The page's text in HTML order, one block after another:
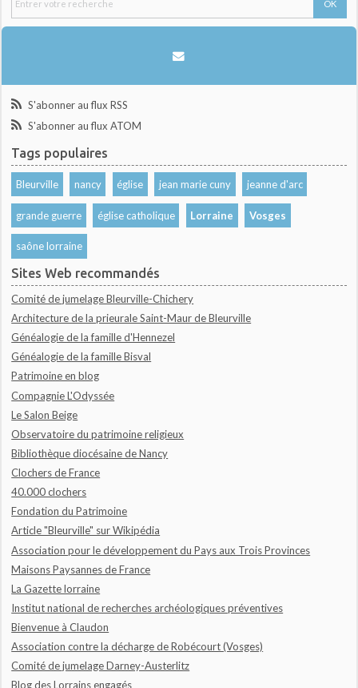
S'abonner au flux RSS
S'abonner au flux ATOM
Tags populaires
Bleurville nancy église jean marie cuny jeanne d'arc
grande guerre église catholique Lorraine Vosges
saône lorraine
Sites Web recommandés
Comité de jumelage Bleurville-Chichery
Architecture de la prieurale Saint-Maur de Bleurville
Généalogie de la famille d'Hennezel
Généalogie de la famille Bisval
Patrimoine en blog
Compagnie L'Odyssée
Le Salon Beige
Observatoire du patrimoine religieux
Bibliothèque diocésaine de Nancy
Clochers de France
40.000 clochers
Fondation du Patrimoine
Article "Bleurville" sur Wikipédia
Association pour le développement du Pays aux Trois Provinces
Maisons Paysannes de France
La Gazette lorraine
Institut national de recherches archéologiques préventives
Bienvenue à Claudon
Association contre la décharge de Robécourt (Vosges)
Comité de jumelage Darney-Austerlitz
Blog des Lorrains engagés